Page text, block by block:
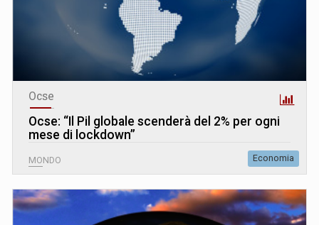
Ocse
Ocse: “Il Pil globale scenderà del 2% per ogni
mese di lockdown”
MONDO Economia